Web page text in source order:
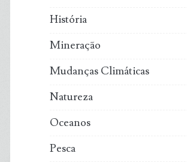
História
Mineração
Mudanças Climáticas
Natureza
Oceanos
Pesca